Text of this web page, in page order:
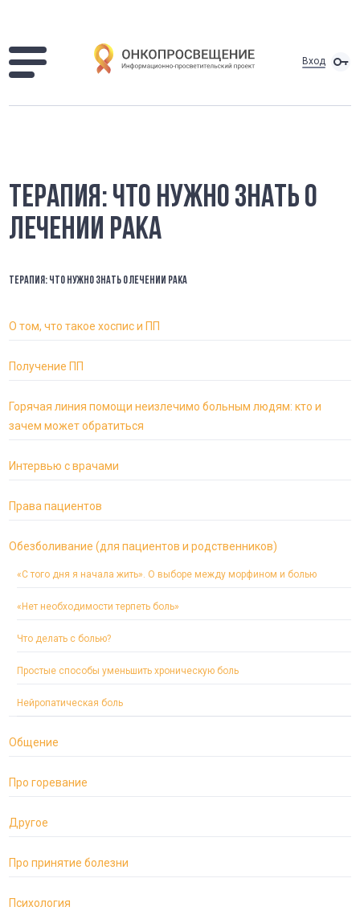
Вход
ТЕРАПИЯ: ЧТО НУЖНО ЗНАТЬ О
ЛЕЧЕНИИ РАКА
ТЕРАПИЯ: ЧТО НУЖНО ЗНАТЬ О ЛЕЧЕНИИ РАКА
О том, что такое хоспис и ПП
Получение ПП
Горячая линия помощи неизлечимо больным людям: кто и
зачем может обратиться
Интервью с врачами
Права пациентов
Обезболивание (для пациентов и родственников)
«С того дня я начала жить». О выборе между морфином и болью
«Нет необходимости терпеть боль»
Что делать с болью?
Простые способы уменьшить хроническую боль
Нейропатическая боль
Общение
Про горевание
Другое
Про принятие болезни
Психология